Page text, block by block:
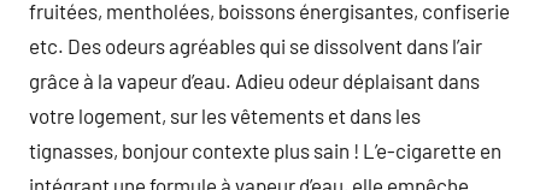
fruitées, mentholées, boissons énergisantes, confiserie
etc. Des odeurs agréables qui se dissolvent dans l’air
grâce à la vapeur d’eau. Adieu odeur déplaisant dans
votre logement, sur les vêtements et dans les
tignasses, bonjour contexte plus sain ! L’e-cigarette en
intégrant une formule à vapeur d’eau, elle empêche